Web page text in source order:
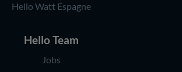
Hello Watt Espagne
Hello Team
Jobs